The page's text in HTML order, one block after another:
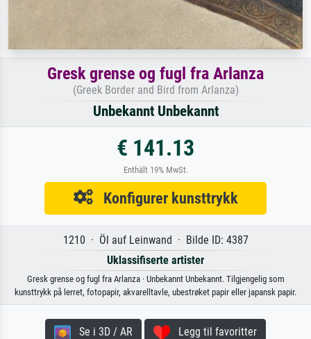
Gresk grense og fugl fra Arlanza
(Greek Border and Bird from Arlanza)
Unbekannt Unbekannt
€ 141.13
Enthält 19% MwSt.
Konfigurer kunsttrykk
1210 · Öl auf Leinwand · Bilde ID: 4387
Uklassifiserte artister
Gresk grense og fugl fra Arlanza · Unbekannt Unbekannt. Tilgjengelig som
kunsttrykk på lerret, fotopapir, akvarelltavle, ubestrøket papir eller japansk papir.
Se i 3D / AR Legg til favoritter